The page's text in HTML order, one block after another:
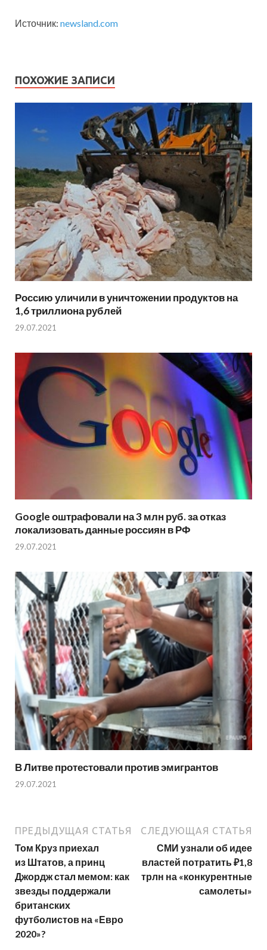
Источник: newsland.com
ПОХОЖИЕ ЗАПИСИ
Россию уличили в уничтожении продуктов на
1,6 триллиона рублей
29.07.2021
Google оштрафовали на 3 млн руб. за отказ
локализовать данные россиян в РФ
29.07.2021
В Литве протестовали против эмигрантов
29.07.2021
ПРЕДЫДУЩАЯ СТАТЬЯ
Том Круз приехал
из Штатов, а принц
Джордж стал мемом: как
звезды поддержали
британских
футболистов на «Евро
2020»?
СЛЕДУЮЩАЯ СТАТЬЯ
СМИ узнали об идее
властей потратить ₽1,8
трлн на «конкурентные
самолеты»